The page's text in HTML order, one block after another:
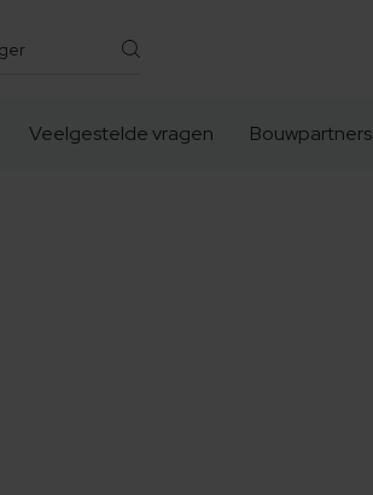
Veelgestelde vragen Bouwpartners